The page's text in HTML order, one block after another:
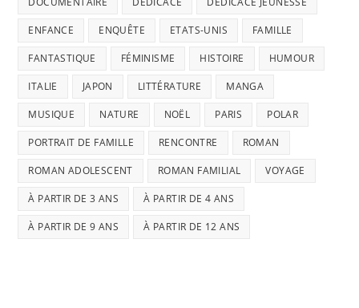
ENFANCE ENQUÊTE ETATS-UNIS FAMILLE
FANTASTIQUE FÉMINISME HISTOIRE HUMOUR
ITALIE JAPON LITTÉRATURE MANGA
MUSIQUE NATURE NOËL PARIS POLAR
PORTRAIT DE FAMILLE RENCONTRE ROMAN
ROMAN ADOLESCENT ROMAN FAMILIAL VOYAGE
À PARTIR DE 3 ANS À PARTIR DE 4 ANS
À PARTIR DE 9 ANS À PARTIR DE 12 ANS